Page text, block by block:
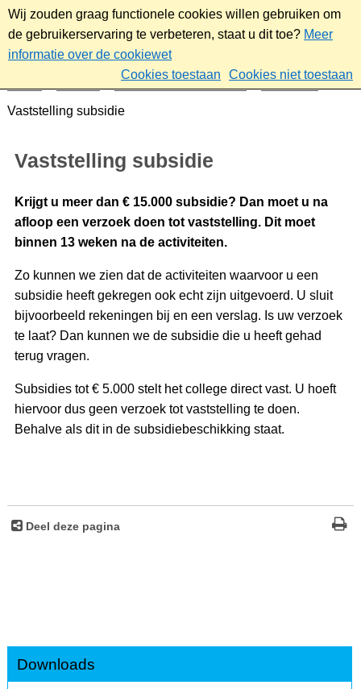
Wij zouden graag functionele cookies willen gebruiken om
de gebruikerservaring te verbeteren, staat u dit toe? Meer
informatie over de cookiewet
Cookies toestaan
Cookies niet toestaan
Ontmoeten & meedoen
Subsidies
Vaststelling subsidie
Vaststelling subsidie
Krijgt u meer dan € 15.000 subsidie? Dan moet u na
afloop een verzoek doen tot vaststelling. Dit moet
binnen 13 weken na de activiteiten.
Zo kunnen we zien dat de activiteiten waarvoor u een
subsidie heeft gekregen ook echt zijn uitgevoerd. U sluit
bijvoorbeeld rekeningen bij en een verslag. Is uw verzoek
te laat? Dan kunnen we de subsidie die u heeft gehad
terug vragen.
Subsidies tot € 5.000 stelt het college direct vast. U hoeft
hiervoor dus geen verzoek tot vaststelling te doen.
Behalve als dit in de subsidiebeschikking staat.
Deel deze pagina
Downloads